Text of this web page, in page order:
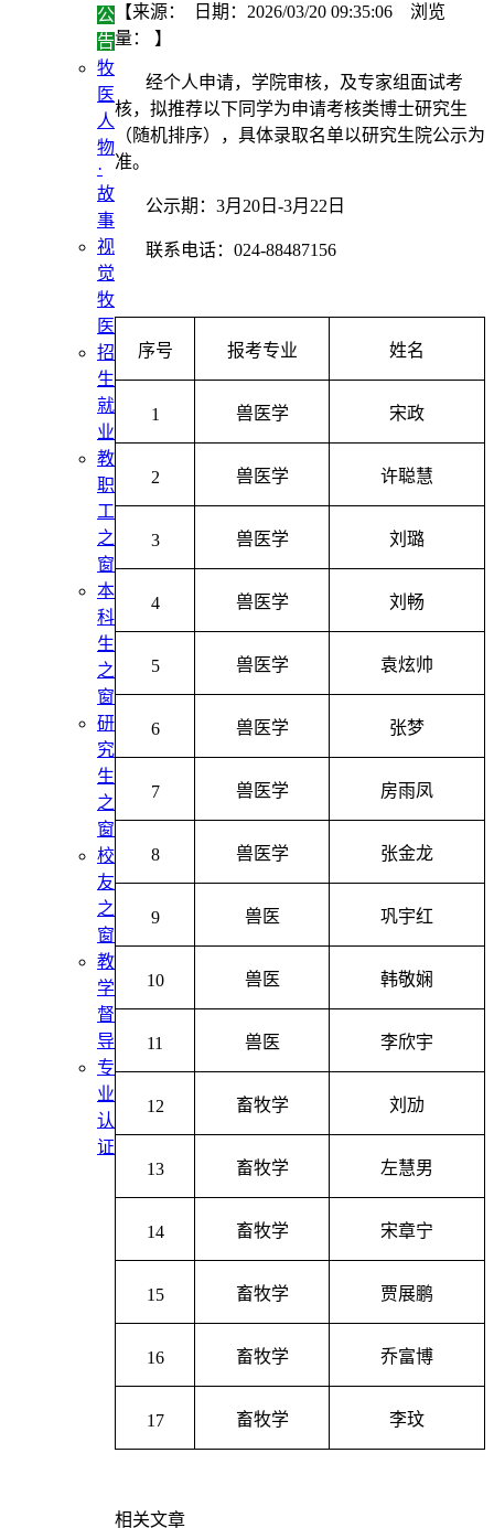
公
告
牧
医
人
物
·
故
事
视
觉
牧
医
招
生
就
业
教
职
工
之
窗
本
科
生
之
窗
研
究
生
之
窗
校
友
之
窗
教
学
督
导
专
业
认
证
【来源： 日期：2026/03/20 09:35:06 浏览
量：
】
经个人申请，学院审核，及专家组面试考
核，拟推荐以下同学为申请考核类博士研究生
（随机排序），具体录取名单以研究生院公示为
准。
公示期： 3月 20 日 -3月 22 日
联系电话： 024-88487156
序号 报考专业 姓名
1 兽医学 宋政
2 兽医学 许聪慧
3 兽医学 刘璐
4 兽医学 刘畅
5 兽医学 袁炫帅
6 兽医学 张梦
7 兽医学 房雨凤
8 兽医学 张金龙
9 兽医 巩宇红
10 兽医 韩敬娴
11 兽医 李欣宇
12 畜牧学 刘劢
13 畜牧学 左慧男
14 畜牧学 宋章宁
15 畜牧学 贾展鹏
16 畜牧学 乔富博
17 畜牧学 李玟
相关文章